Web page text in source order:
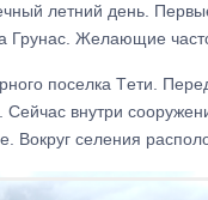
летний день.
Грунас. Желающие
поселка Tети.
внутри
Вокруг селения